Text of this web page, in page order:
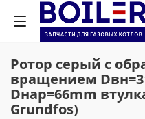
Ротор серый с
вращением
Dнар=66mm
Grundfos)